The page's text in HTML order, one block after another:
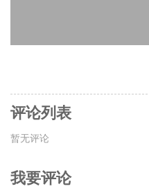
评论列表
暂无评论
我要评论